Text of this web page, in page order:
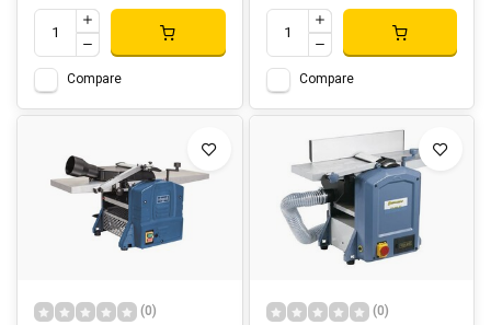
Compare Compare
(0) (0)